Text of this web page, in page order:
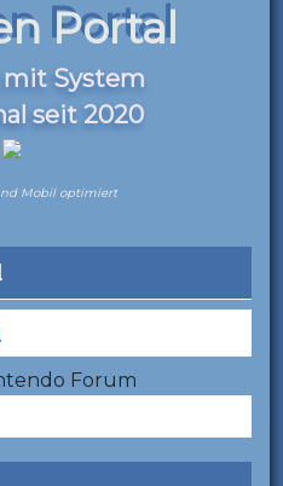
Portal
System
seit 2020
Mobil optimiert
Forum